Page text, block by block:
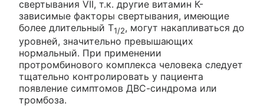
свертывания VII, т.к. другие витамин К-
зависимые факторы свертывания, имеющие
более длительный T1/2, могут накапливаться до
уровней, значительно превышающих
нормальный. При применении
протромбинового комплекса человека следует
тщательно контролировать у пациента
появление симптомов ДВС-синдрома или
тромбоза.